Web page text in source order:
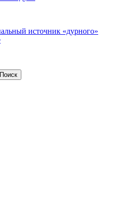
источник «дурного»